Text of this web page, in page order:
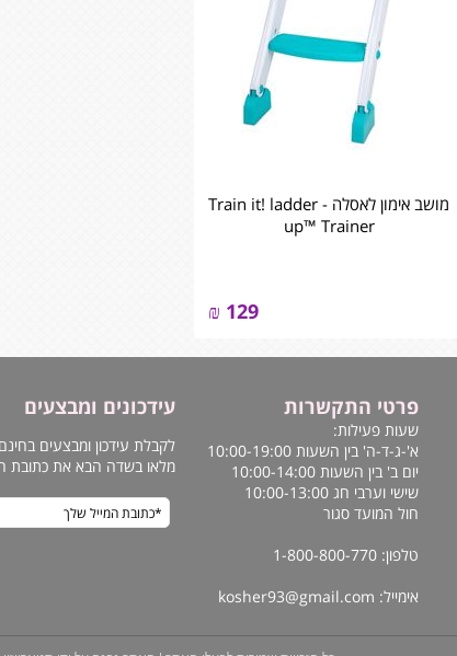
מושב אימון לאסלה - Train it! ladder
up™ Trainer
129
₪
פרטי התקשרות
שעות פעילות:
א'-ג-ד-ה' בין השעות 10:00-19:00
יום ב' בין השעות 10:00-14:00
שישי וערבי חג 10:00-13:00
חול המועד סגור
טלפון: 1-800-800-770
אימייל: kosher93@gmail.com
עידכונים ומבצעים
לקבלת עידכון ומבצעים
מלאו בשדה הבא את כתובת